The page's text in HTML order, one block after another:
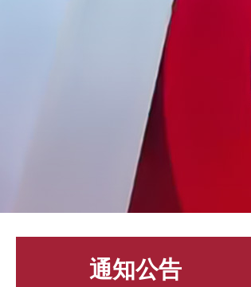
通知公告